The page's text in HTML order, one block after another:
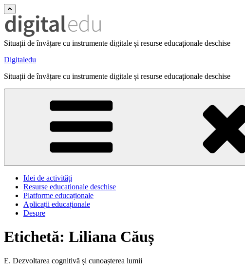
Situații de învățare cu instrumente digitale și resurse educaționale deschise
Digitaledu
Situații de învățare cu instrumente digitale și resurse educaționale deschise
Idei de activități
Resurse educaționale deschise
Platforme educaționale
Aplicații educaționale
Despre
Etichetă: Liliana Căuș
E. Dezvoltarea cognitivă și cunoașterea lumii